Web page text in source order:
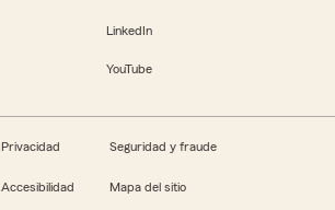
LinkedIn
YouTube
Privacidad Seguridad y fraude
Accesibilidad Mapa del sitio